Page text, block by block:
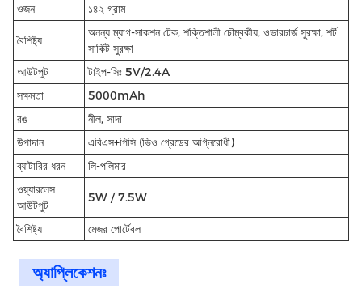
ওজন
১৪২ গ্রাম
বৈশিষ্ট্য
অনন্য ম্যাগ-সাকশন টেক, শক্তিশালী চৌম্বকীয়, ওভারচার্জ সুরক্ষা, শর্ট
সার্কিট সুরক্ষা
আউটপুট
টাইপ-সিঃ 5V/2.4A
সক্ষমতা
5000mAh
রঙ
নীল, সাদা
উপাদান
এবিএস+পিসি (ভিও গ্রেডের অগ্নিরোধী)
ব্যাটারির ধরন
লি-পলিমার
ওয়্যারলেস
আউটপুট
5W / 7.5W
বৈশিষ্ট্য মেজর পোর্টেবল
অ্যাপ্লিকেশনঃ